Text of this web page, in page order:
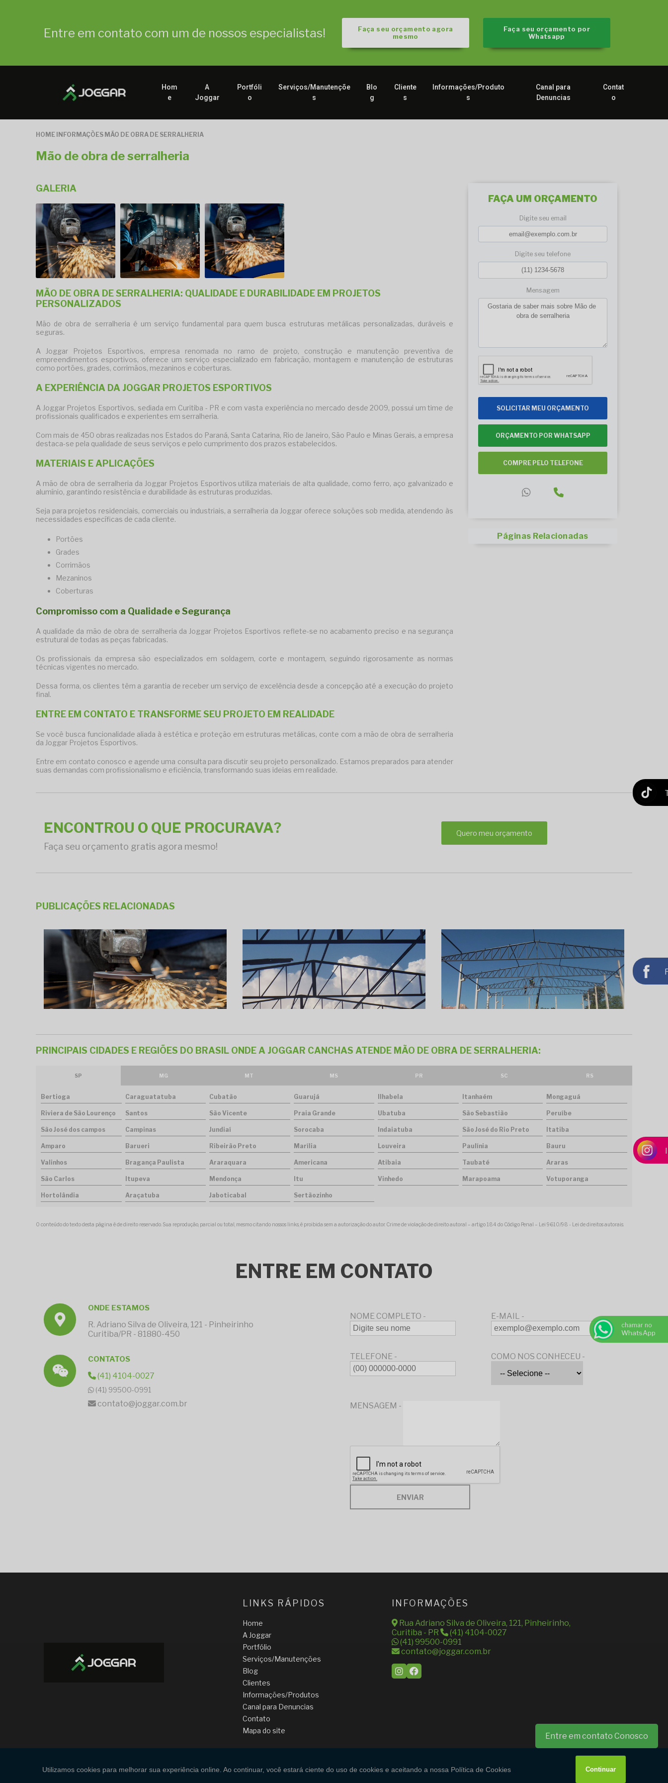
Entre em contato com um de nossos especialistas!
Faça seu orçamento agora
mesmo
Faça seu orçamento por
Whatsapp
Hom
e
A
Joggar
Portfóli
o
Serviços/Manutençõe
s
Blo
g
Cliente
s
Informações/Produto
s
Canal para
Denuncias
Contat
o
HOME INFORMAÇÕES MÃO DE OBRA DE SERRALHERIA
Mão de obra de serralheria
GALERIA
MÃO DE OBRA DE SERRALHERIA: QUALIDADE E DURABILIDADE EM PROJETOS
PERSONALIZADOS
Mão de obra de serralheria é um serviço fundamental para quem busca estruturas metálicas personalizadas, duráveis e
seguras.
A Joggar Projetos Esportivos, empresa renomada no ramo de projeto, construção e manutenção preventiva de
empreendimentos esportivos, oferece um serviço especializado em fabricação, montagem e manutenção de estruturas
como portões, grades, corrimãos, mezaninos e coberturas.
A EXPERIÊNCIA DA JOGGAR PROJETOS ESPORTIVOS
A Joggar Projetos Esportivos, sediada em Curitiba - PR e com vasta experiência no mercado desde 2009, possui um time de
profissionais qualificados e experientes em serralheria.
Com mais de 450 obras realizadas nos Estados do Paraná, Santa Catarina, Rio de Janeiro, São Paulo e Minas Gerais, a empresa
destaca-se pela qualidade de seus serviços e pelo cumprimento dos prazos estabelecidos.
MATERIAIS E APLICAÇÕES
A mão de obra de serralheria da Joggar Projetos Esportivos utiliza materiais de alta qualidade, como ferro, aço galvanizado e
alumínio, garantindo resistência e durabilidade às estruturas produzidas.
Seja para projetos residenciais, comerciais ou industriais, a serralheria da Joggar oferece soluções sob medida, atendendo às
necessidades específicas de cada cliente.
Portões
Grades
Corrimãos
Mezaninos
Coberturas
Compromisso com a Qualidade e Segurança
A qualidade da mão de obra de serralheria da Joggar Projetos Esportivos reflete-se no acabamento preciso e na segurança
estrutural de todas as peças fabricadas.
Os profissionais da empresa são especializados em soldagem, corte e montagem, seguindo rigorosamente as normas
técnicas vigentes no mercado.
Dessa forma, os clientes têm a garantia de receber um serviço de excelência desde a concepção até a execução do projeto
final.
ENTRE EM CONTATO E TRANSFORME SEU PROJETO EM REALIDADE
Se você busca funcionalidade aliada à estética e proteção em estruturas metálicas, conte com a mão de obra de serralheria
da Joggar Projetos Esportivos.
Entre em contato conosco e agende uma consulta para discutir seu projeto personalizado. Estamos preparados para atender
suas demandas com profissionalismo e eficiência, transformando suas ideias em realidade.
FAÇA UM ORÇAMENTO
Digite seu email
Digite seu telefone
Mensagem
SOLICITAR MEU ORÇAMENTO
ORÇAMENTO POR WHATSAPP
COMPRE PELO TELEFONE
Páginas Relacionadas
ENCONTROU O QUE PROCURAVA?
Faça seu orçamento gratis agora mesmo!
Quero meu orçamento
PUBLICAÇÕES RELACIONADAS
PRINCIPAIS CIDADES E REGIÕES DO BRASIL ONDE A JOGGAR CANCHAS ATENDE MÃO DE OBRA DE SERRALHERIA:
SP MG MT MS PR SC RS
Bertioga Caraguatatuba Cubatão Guarujá Ilhabela Itanhaém Mongaguá
Riviera de São Lourenço Santos São Vicente Praia Grande Ubatuba São Sebastião Peruíbe
São José dos campos Campinas Jundiaí Sorocaba Indaiatuba São José do Rio Preto Itatiba
Amparo Barueri Ribeirão Preto Marília Louveira Paulínia Bauru
Valinhos Bragança Paulista Araraquara Americana Atibaia Taubaté Araras
São Carlos Itupeva Mendonça Itu Vinhedo Marapoama Votuporanga
Hortolândia Araçatuba Jaboticabal Sertãozinho
O conteúdo do texto desta página é de direito reservado. Sua reprodução, parcial ou total, mesmo citando nossos links, é proibida sem a autorização do autor. Crime de violação de direito autoral – artigo 184 do Código Penal – Lei 9610/98 - Lei de direitos autorais
ENTRE EM CONTATO
ONDE ESTAMOS
R. Adriano Silva de Oliveira, 121 - Pinheirinho
Curitiba/PR - 81880-450
CONTATOS
(41) 4104-0027
(41) 99500-0991
contato@joggar.com.br
NOME COMPLETO - E-MAIL -
TELEFONE - COMO NOS CONHECEU -
MENSAGEM -
ENVIAR
LINKS RÁPIDOS
Home
A Joggar
Portfólio
Serviços/Manutenções
Blog
Clientes
Informações/Produtos
Canal para Denuncias
Contato
Mapa do site
INFORMAÇÕES
Rua Adriano Silva de Oliveira, 121, Pinheirinho,
Curitiba - PR
(41) 4104-0027
(41) 99500-0991
contato@joggar.com.br
Entre em contato Conosco
chamar no
WhatsApp